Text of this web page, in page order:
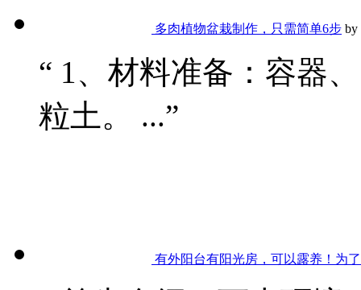
多肉植物盆栽制作，只需简单6步 by
“ 1、材料准备：容器
粒土。 ...”
有外阳台有阳光房，可以露养！为